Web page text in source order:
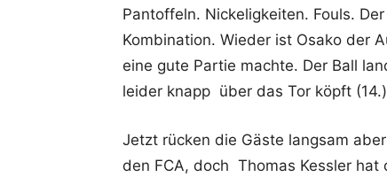
Pantoffeln. Nickeligkeiten. Fouls.
Kombination. Wieder ist Osako der
eine gute Partie machte. Der Ball
leider knapp über das Tor köpft (14.)
Jetzt rücken die Gäste langsam
den FCA, doch Thomas Kessler hat